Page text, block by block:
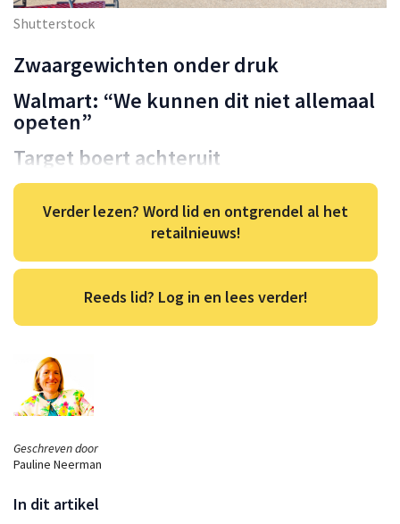
Geschreven door
Pauline Neerman
In dit artikel
Shutterstock
Zwaargewichten onder druk
Walmart: “We kunnen dit niet allemaal
opeten”
Target boert achteruit
Verder lezen? Word lid en ontgrendel al het
retailnieuws!
Reeds lid? Log in en lees verder!